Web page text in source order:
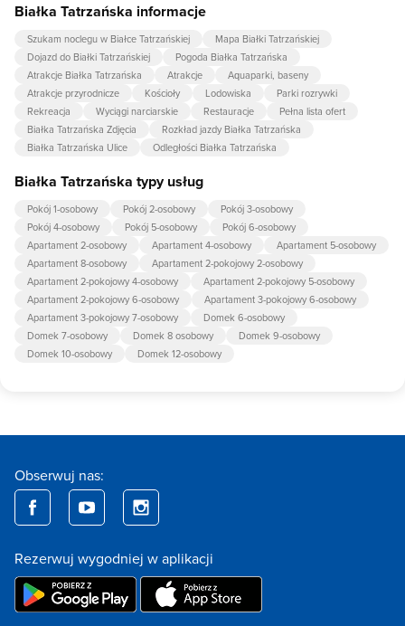
Białka Tatrzańska informacje
Szukam noclegu w Białce Tatrzańskiej
Mapa Białki Tatrzańskiej
Dojazd do Białki Tatrzańskiej
Pogoda Białka Tatrzańska
Atrakcje Białka Tatrzańska
Atrakcje
Aquaparki, baseny
Atrakcje przyrodnicze
Kościoły Lodowiska
Parki rozrywki
Rekreacja
Wyciągi narciarskie Restauracje
Pełna lista ofert
Białka Tatrzańska Zdjęcia
Rozkład jazdy Białka Tatrzańska
Białka Tatrzańska Ulice
Odległości Białka Tatrzańska
Białka Tatrzańska typy usług
Pokój 1-osobowy Pokój 2-osobowy
Pokój 3-osobowy
Pokój 4-osobowy
Pokój 5-osobowy
Pokój 6-osobowy
Apartament 2-osobowy
Apartament 4-osobowy
Apartament 5-osobowy
Apartament 8-osobowy
Apartament 2-pokojowy 2-osobowy
Apartament 2-pokojowy 4-osobowy
Apartament 2-pokojowy 5-osobowy
Apartament 2-pokojowy 6-osobowy
Apartament 3-pokojowy 6-osobowy
Apartament 3-pokojowy 7-osobowy
Domek 6-osobowy
Domek 7-osobowy
Domek 8 osobowy
Domek 9-osobowy
Domek 10-osobowy
Domek 12-osobowy
Obserwuj nas:
Rezerwuj wygodniej w aplikacji